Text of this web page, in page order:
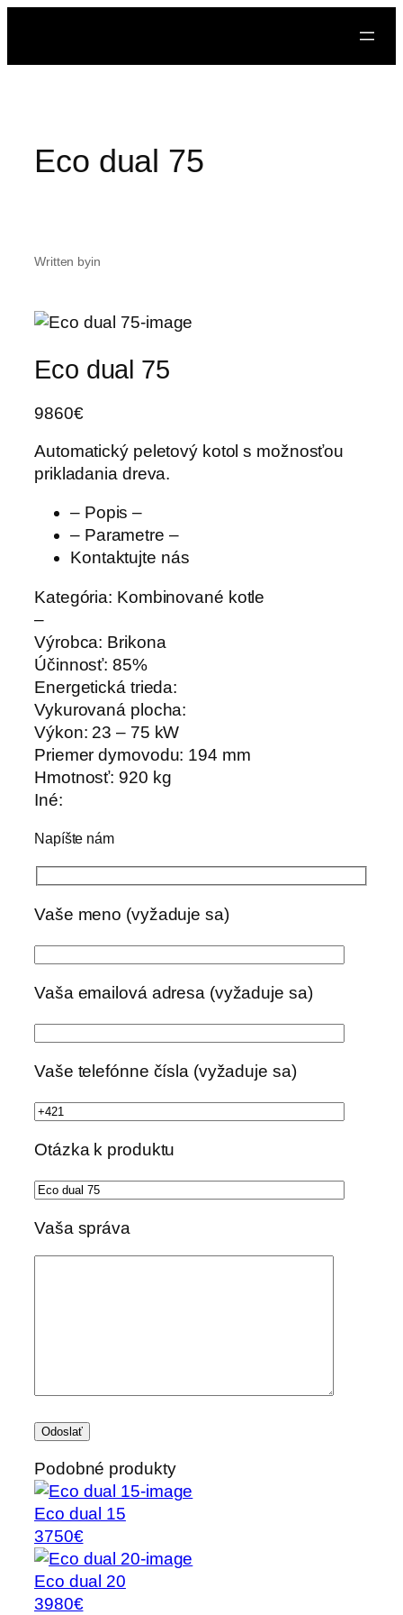
obsah
Eco dual 75
Written byin
Eco dual 75
9860€
Automatický peletový kotol s možnosťou
prikladania dreva.
– Popis –
– Parametre –
Kontaktujte nás
Kategória: Kombinované kotle
–
Výrobca: Brikona
Účinnosť:85%
Energetická trieda:
Vykurovaná plocha:
Výkon: 23 – 75 kW
Priemer dymovodu: 194 mm
Hmotnosť: 920 kg
Iné:
Napíšte nám
Vaše meno (vyžaduje sa)
Vaša emailová adresa (vyžaduje sa)
Vaše telefónne čísla (vyžaduje sa)
Otázka k produktu
Vaša správa
Podobné produkty
Eco dual 15
3750€
Eco dual 20
3980€